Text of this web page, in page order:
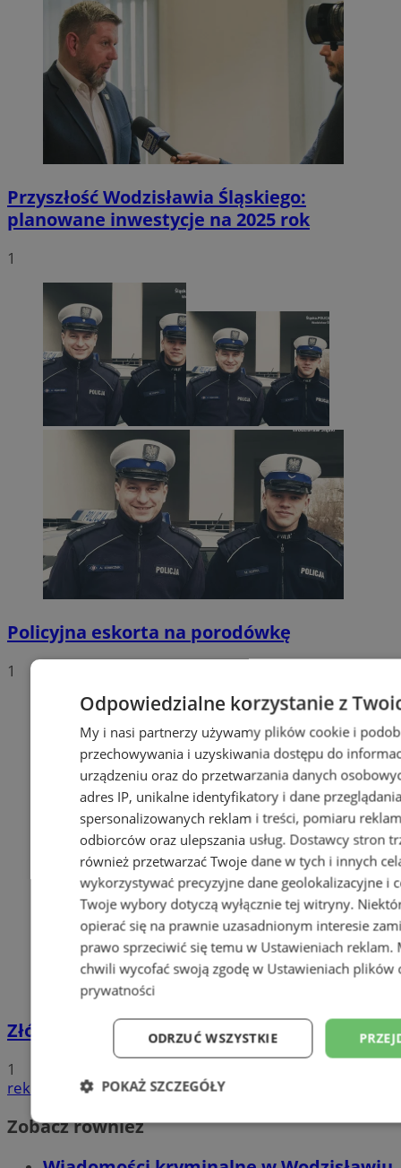
Przyszłość Wodzisławia Śląskiego:
planowane inwestycje na 2025 rok
1
Policyjna eskorta na porodówkę
1
Złóż wniosek o dodatek węglowy
1
reklama
Zobacz również
Odpowiedzialne korzystanie z
My i nasi partnerzy używamy plików cookie i
przechowywania i uzyskiwania dostępu do
urządzeniu oraz do przetwarzania danych
adres IP, unikalne identyfikatory i dane
spersonalizowanych reklam i treści, pomiaru
odbiorców oraz ulepszania usług. Dostawcy stron
również przetwarzać Twoje dane w tych i innych
wykorzystywać precyzyjne dane geolokalizacyjne i
Twoje wybory dotyczą wyłącznie tej witryny.
opierać się na prawnie uzasadnionym interesie
prawo sprzeciwić się temu w Ustawieniach reklam.
chwili wycofać swoją zgodę w Ustawieniach plików
prywatności
ODRZUĆ WSZYSTKIE
POKAŻ SZCZEGÓŁY
Niezbędne Wydajność